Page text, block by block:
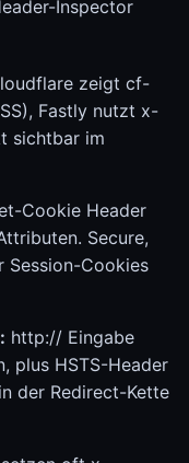
Inspector
zeigt cf-
Fastly nutzt x-
sichtbar im
Cookie Header
Secure,
Session-Cookies
http:// Eingabe
plus HSTS-Header
der Redirect-Kette